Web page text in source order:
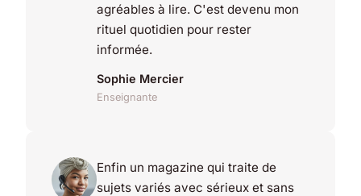
agréables à lire. C'est devenu mon
rituel quotidien pour rester
informée.
Sophie Mercier
Enseignante
Enfin un magazine qui traite de
sujets variés avec sérieux et sans